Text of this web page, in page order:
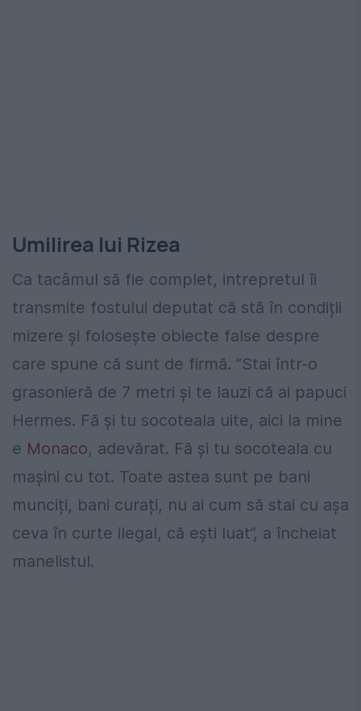
Umilirea lui Rizea
Ca tacâmul să fie complet, intrepretul îi
transmite fostului deputat că stă în condiții
mizere și folosește obiecte false despre
care spune că sunt de firmă. ”Stai într-o
grasonieră de 7 metri și te lauzi că ai papuci
Hermes. Fă și tu socoteala uite, aici la mine
e Monaco, adevărat. Fă și tu socoteala cu
mașini cu tot. Toate astea sunt pe bani
munciți, bani curați, nu ai cum să stai cu așa
ceva în curte ilegal, că ești luat”, a încheiat
manelistul.